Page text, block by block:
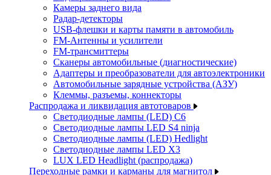
Камеры заднего вида
Радар-детекторы
USB-флешки и карты памяти в автомобиль
FM-Антенны и усилители
FM-трансмиттеры
Сканеры автомобильные (диагностические)
Адаптеры и преобразователи для автоэлектроники
Автомобильные зарядные устройства (АЗУ)
Клеммы, разъемы, коннекторы
Распродажа и ликвидация автотоваров
Светодиодные лампы (LED) C6
Светодиодные лампы LED S4 ninja
Светодиодные лампы (LED) Hedlight
Светодиодные лампы LED X3
LUX LED Headlight (распродажа)
Переходные рамки и карманы для магнитол